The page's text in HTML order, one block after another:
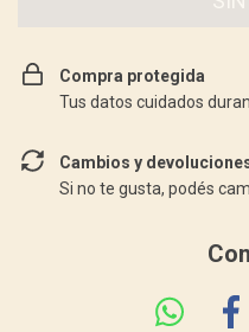
Compra protegida
Tus datos cuidados
Cambios y
Si no te gusta, podés